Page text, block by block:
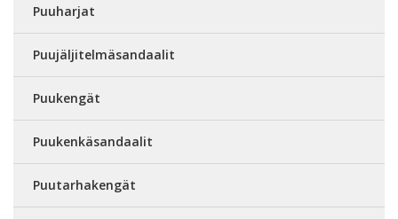
Puuharjat
Puujäljitelmäsandaalit
Puukengät
Puukenkäsandaalit
Puutarhakengät